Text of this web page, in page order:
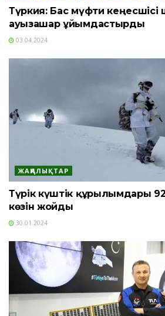
Түркия: Бас мүфти кеңесшісі
ауызашар ұйымдастырды
03.04.2024
ЖАҢАЛЫҚТАР
Түрік күштік құрылымдары
көзін жойды
30.01.2024